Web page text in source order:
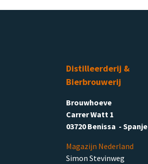
Distilleerderij &
Bierbrouwerij
Brouwhoeve
Carrer Watt 1
03720 Benissa - Spanje
Magazijn Nederland
Simon Stevinweg